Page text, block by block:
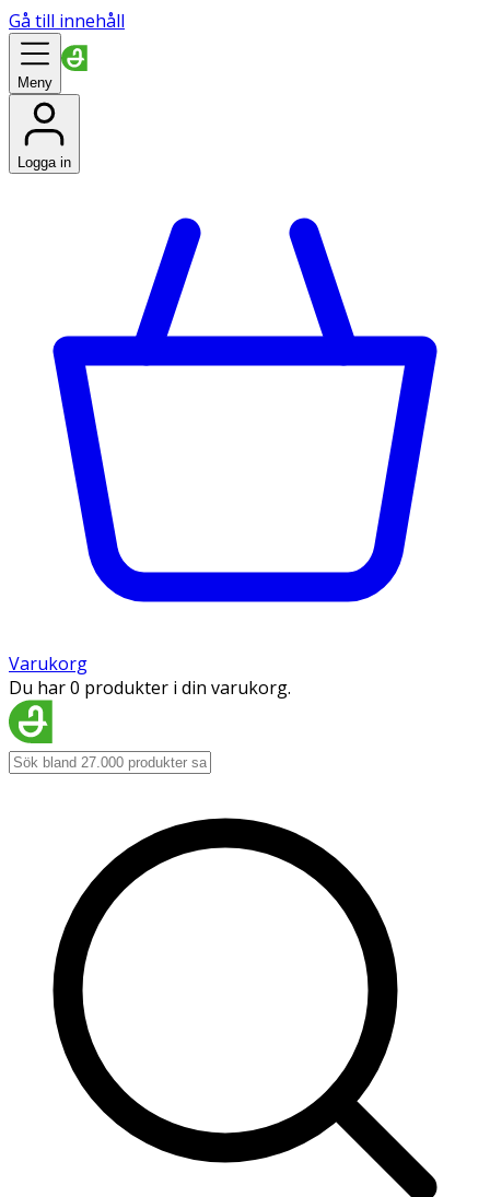
Gå till innehåll
Meny
Logga in
Varukorg
Du har 0 produkter i din varukorg.